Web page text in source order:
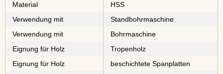
Material
⁠⁠⁠⁠⁠⁠HSS
Verwendung mit
Standbohrmaschine
Verwendung mit
Bohrmaschine
Eignung für Holz
⁠⁠⁠⁠⁠Tropenholz
Eignung für Holz
⁠⁠⁠⁠⁠⁠⁠⁠⁠⁠beschichtete Spanplatten